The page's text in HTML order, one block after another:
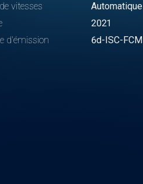
vitesses
Automatique
2021
d'émission
6d-ISC-FCM